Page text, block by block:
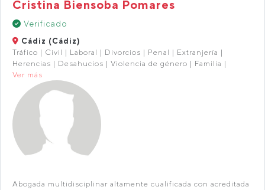
Cristina Biensoba Pomares
Verificado
Cádiz (Cádiz)
Tráfico | Civil | Laboral | Divorcios | Penal | Extranjería |
Herencias | Desahucios | Violencia de género | Familia |
Ver más
Abogada multidisciplinar altamente cualificada con acreditada